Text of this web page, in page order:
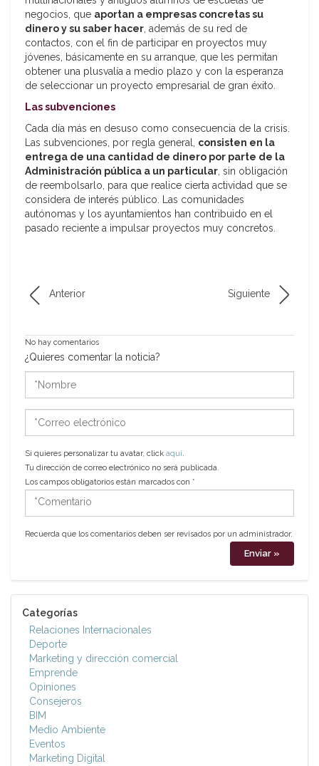
negocios, que aportan a empresas concretas su
dinero y su saber hacer, además de su red de
contactos, con el fin de participar en proyectos muy
jóvenes, básicamente en su arranque, que les permitan
obtener una plusvalía a medio plazo y con la esperanza
de seleccionar un proyecto empresarial de gran éxito.
Las subvenciones
Cada día más en desuso como consecuencia de la crisis.
Las subvenciones, por regla general, consisten en la
entrega de una cantidad de dinero por parte de la
Administración pública a un particular, sin obligación
de reembolsarlo, para que realice cierta actividad que se
considera de interés público. Las comunidades
autónomas y los ayuntamientos han contribuido en el
pasado reciente a impulsar proyectos muy concretos.
Anterior Siguiente
No hay comentarios
¿Quieres comentar la noticia?
*Nombre
*Correo
electrónico
Si quieres personalizar tu avatar, click aquí.
Tu dirección de correo electrónico no será publicada.
Los campos obligatorios están marcados con *
*Comentario
Recuerda que los comentarios deben ser revisados por un administrador.
Categorías
Relaciones Internacionales
Deporte
Marketing y dirección comercial
Emprende
Opiniones
Consejeros
BIM
Medio Ambiente
Eventos
Marketing Digital